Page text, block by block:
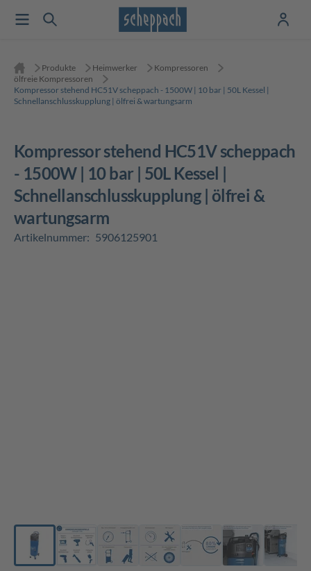
Produkte Heimwerker
Kompressoren
ölfreie Kompressoren
Kompressor stehend HC51V scheppach - 1500W | 10 bar | 50L Kessel |
Schnellanschlusskupplung | ölfrei & wartungsarm
Kompressor stehend HC51V scheppach
- 1500W | 10 bar | 50L Kessel |
Schnellanschlusskupplung | ölfrei &
wartungsarm
Artikelnummer: 5906125901